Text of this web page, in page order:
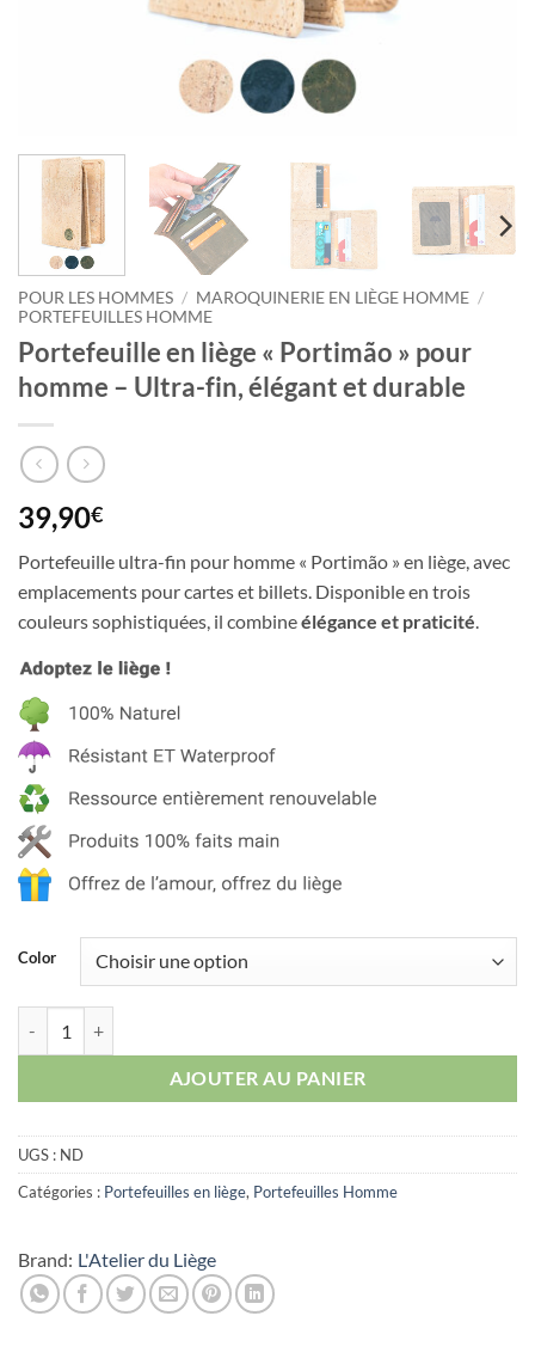
POUR LES HOMMES / MAROQUINERIE EN LIÈGE HOMME /
PORTEFEUILLES HOMME
Portefeuille en liège « Portimão » pour
homme – Ultra-fin, élégant et durable
39,90€
Portefeuille ultra-fin pour homme « Portimão » en liège, avec
emplacements pour cartes et billets. Disponible en trois
couleurs sophistiquées, il combineélégance et praticité
Color
AJOUTER AU PANIER
UGS : ND
Catégories : Portefeuilles en liège, Portefeuilles Homme
Brand: L'Atelier du Liège